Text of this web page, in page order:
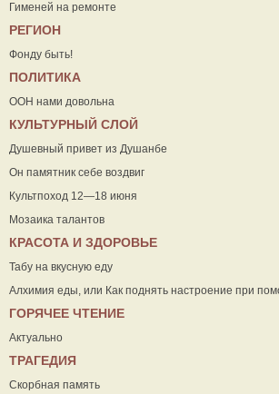
Гименей на ремонте
РЕГИОН
Фонду быть!
ПОЛИТИКА
ООН нами довольна
КУЛЬТУРНЫЙ СЛОЙ
Душевный привет из Душанбе
Он памятник себе воздвиг
Культпоход 12—18 июня
Мозаика талантов
КРАСОТА И ЗДОРОВЬЕ
Табу на вкусную еду
Алхимия еды, или Как поднять настроение при
ГОРЯЧЕЕ ЧТЕНИЕ
Актуально
ТРАГЕДИЯ
Скорбная память